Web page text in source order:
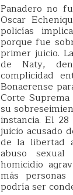
Panadero no
Oscar
policías
porque fue
primer juicio.
de Naty,
complicidad
Bonaerense
Corte
su
instancia. El
juicio acusado
de la libertad
abuso
homicidio
más personas
podría ser